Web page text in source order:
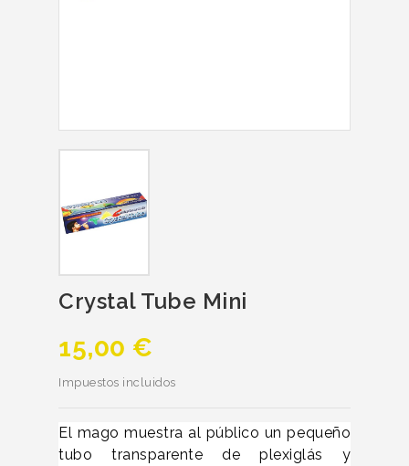
Crystal Tube Mini
15,00 €
Impuestos incluidos
El mago muestra al público un pequeño
tubo transparente de plexiglás y